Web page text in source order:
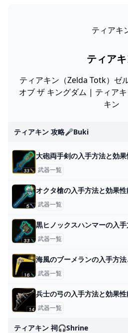
ティアキ
ティア
ティアキン（Zelda Totk）ゼ
オブ ザ キングダム | ティア
キン
ティアキン 攻略🎤buki
大砲両手剣の入手方法と効
武器一覧
オクタ槍の入手方法と効果
武器一覧
黒ヒノックスハンマーの入
武器一覧
海風のブーメランの入手方
武器一覧
兵士の弓の入手方法と効果
武器一覧
ティアキン 祠🎧shrine